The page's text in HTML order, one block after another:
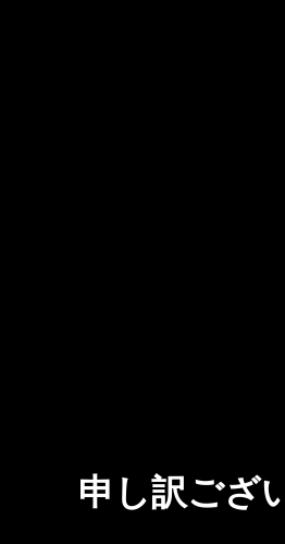
申し訳ござ